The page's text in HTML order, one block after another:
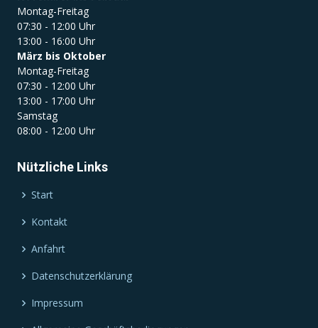
Montag-Freitag
07:30 - 12:00 Uhr
13:00 - 16:00 Uhr
März bis Oktober
Montag-Freitag
07:30 - 12:00 Uhr
13:00 - 17:00 Uhr
Samstag
08:00 - 12:00 Uhr
Nützliche Links
Start
Kontakt
Anfahrt
Datenschutzerklärung
Impressum